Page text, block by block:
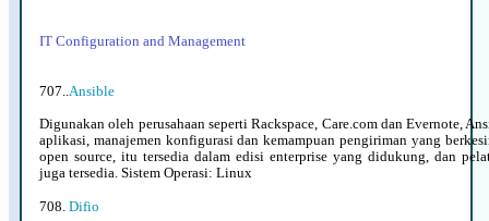
IT Configuration and Management
707..Ansible
Digunakan oleh perusahaan seperti Rackspace, Care.com dan Evernote,
aplikasi, manajemen konfigurasi dan kemampuan pengiriman yang
open source, itu tersedia dalam edisi enterprise yang didukung, dan
juga tersedia. Sistem Operasi: Linux
708. Difio